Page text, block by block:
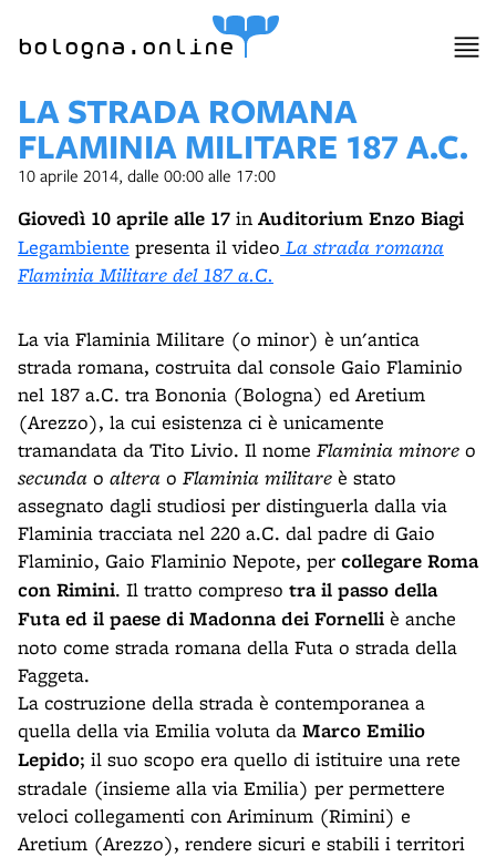
bologna.online
LA STRADA ROMANA
FLAMINIA MILITARE 187 A.C.
10 aprile 2014, dalle 00:00 alle 17:00
Giovedì 10 aprile alle 17 in Auditorium Enzo Biagi
Legambiente presenta il video La strada romana
Flaminia Militare del 187 a.C.
La via Flaminia Militare (o minor) è un'antica
strada romana, costruita dal console Gaio Flaminio
nel 187 a.C. tra Bononia (Bologna) ed Aretium
(Arezzo), la cui esistenza ci è unicamente
tramandata da Tito Livio. Il nome Flaminia minore o
secunda o altera o Flaminia militare è stato
assegnato dagli studiosi per distinguerla dalla via
Flaminia tracciata nel 220 a.C. dal padre di Gaio
Flaminio, Gaio Flaminio Nepote, per collegare Roma
con Rimini. Il tratto compreso tra il passo della
Futa ed il paese di Madonna dei Fornelli è anche
noto come strada romana della Futa o strada della
Faggeta.
La costruzione della strada è contemporanea a
quella della via Emilia voluta da Marco Emilio
Lepido; il suo scopo era quello di istituire una rete
stradale (insieme alla via Emilia) per permettere
veloci collegamenti con Ariminum (Rimini) e
Aretium (Arezzo), rendere sicuri e stabili i territori